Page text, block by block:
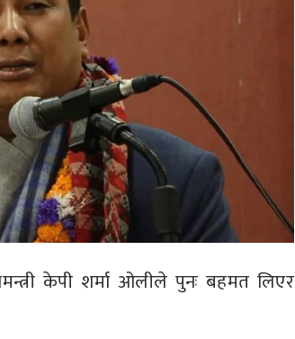
केपी शर्मा ओलीले पुनः बहमत लिएर